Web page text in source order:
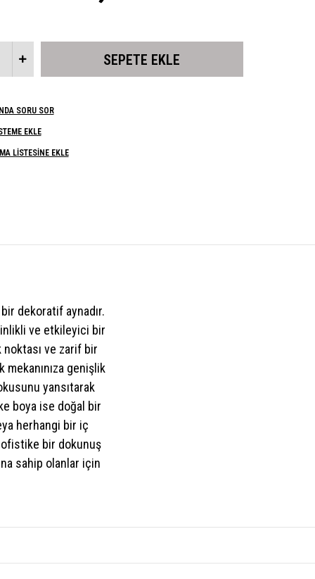
SORU SOR
EKLE
LISTESINE EKLE
dekoratif aynadır.
ve etkileyici bir
noktası ve zarif bir
mekanınıza genişlik
yansıtarak
boya ise doğal bir
herhangi bir iç
bir dokunuş
sahip olanlar için